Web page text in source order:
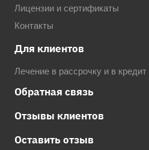
Лицензии и сертификаты
Контакты
Для клиентов
Лечение в рассрочку и в кредит
Обратная связь
Отзывы клиентов
Оставить отзыв